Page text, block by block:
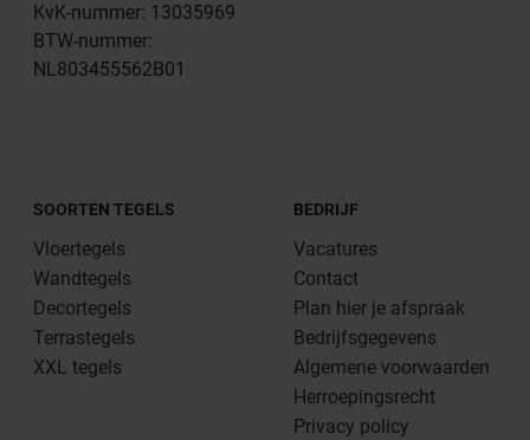
KvK-nummer: 13035969
BTW-nummer:
NL803455562B01
SOORTEN TEGELS
Vloertegels
Wandtegels
Decortegels
Terrastegels
XXL tegels
BEDRIJF
Vacatures
Contact
Plan hier je afspraak
Bedrijfsgegevens
Algemene voorwaarden
Herroepingsrecht
Privacy policy